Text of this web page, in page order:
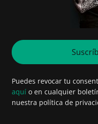
Puedes revocar tu
aquí o en cualquier
nuestra política de